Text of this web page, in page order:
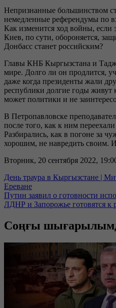
Непризнанные большинством
немедленные референдумы по
Как изменится ход войны, если
Киев, по сути, обороняется,
Донбасс станет российским?
Главы КНБ Кыргызстана и
мире. Долго ли он продлится,
даже когда президенты жали
республики долгие годы живут
может политики и не
В Петропавловске
после того, как к ним
Разбирались, как в погоне за
хорошим, не навредить своим. И
Вторник, 20 сентября 2022,
День траура в Кыргызстане |
Ереване
Путин заявил о готовности
ЛДНР и Запорожье готовятся к
Соңғы